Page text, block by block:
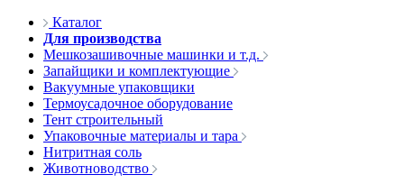
Каталог
Для производства
Мешкозашивочные машинки и т.д.
Запайщики и комплектующие
Вакуумные упаковщики
Термоусадочное оборудование
Тент строительный
Упаковочные материалы и тара
Нитритная соль
Животноводство